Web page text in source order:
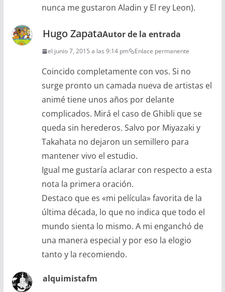
nunca me gustaron Aladin y El rey Leon).
Hugo ZapataAutor de la entrada
el junio 7, 2015 a las 9:14 pm Enlace permanente
Coincido completamente con vos. Si no
surge pronto un camada nueva de artistas el
animé tiene unos años por delante
complicados. Mirá el caso de Ghibli que se
queda sin herederos. Salvo por Miyazaki y
Takahata no dejaron un semillero para
mantener vivo el estudio.
Igual me gustaría aclarar con respecto a esta
nota la primera oración.
Destaco que es «mi película» favorita de la
última década, lo que no indica que todo el
mundo sienta lo mismo. A mi enganchó de
una manera especial y por eso la elogio
tanto y la recomiendo.
alquimistafm